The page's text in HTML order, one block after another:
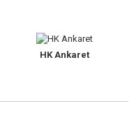
HK Ankaret